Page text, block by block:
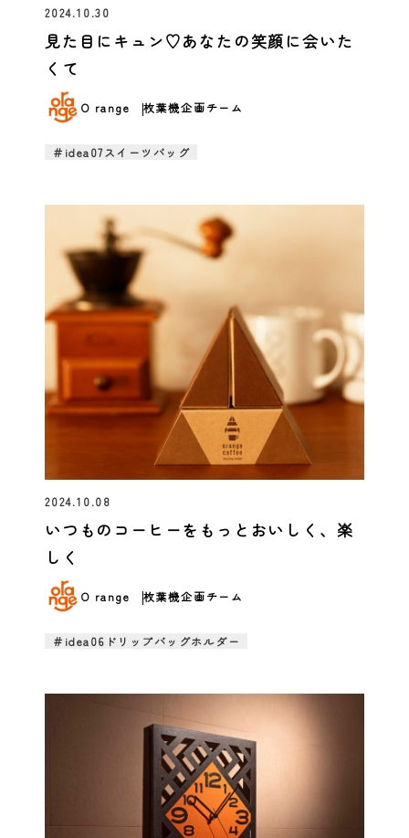
2024.10.30
見た目にキュン♡あなたの笑顔に会いた
くて
O range 枚葉機企画チーム
＃idea07スイーツバッグ
2024.10.08
いつものコーヒーをもっとおいしく、楽
しく
O range 枚葉機企画チーム
＃idea06ドリップバッグホルダー